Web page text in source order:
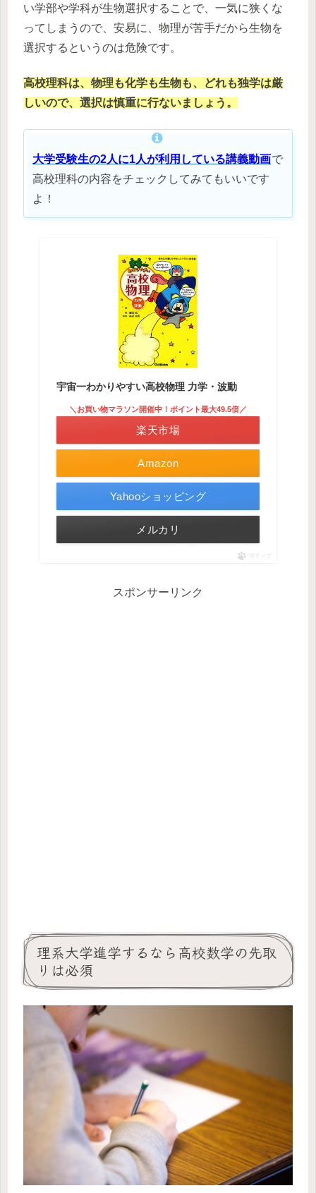
い学部や学科が生物選択することで、一気に狭くな
ってしまうので、安易に、物理が苦手だから生物を
選択するというのは危険です。
高校理科は、物理も化学も生物も、どれも独学は厳
しいので、選択は慎重に行ないましょう。
大学受験生の2人に1人が利用している講義動画で
高校理科の内容をチェックしてみてもいいです
よ！
宇宙一わかりやすい高校物理 力学・波動
Amazon
＼お買い物マラソン開催中！ポイント最大49.5倍／
楽天市場
Yahooショッピング
メルカリ
ポチップ
スポンサーリンク
理系大学進学するなら高校数学の先取
りは必須